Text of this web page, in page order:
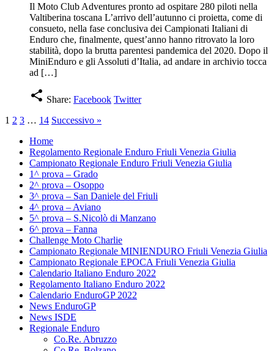
Il Moto Club Adventures pronto ad ospitare 280 piloti nella
Valtiberina toscana L’arrivo dell’autunno ci proietta, come di
consueto, nella fase conclusiva dei Campionati Italiani di
Enduro che, finalmente, quest’anno hanno ritrovato la loro
stabilità, dopo la brutta parentesi pandemica del 2020. Dopo il
MiniEnduro e gli Assoluti d’Italia, ad andare in archivio tocca
ad […]
share Share: Facebook Twitter
1 2 3 … 14 Successivo »
Home
Regolamento Regionale Enduro Friuli Venezia Giulia
Campionato Regionale Enduro Friuli Venezia Giulia
1^ prova – Grado
2^ prova – Osoppo
3^ prova – San Daniele del Friuli
4^ prova – Aviano
5^ prova – S.Nicolò di Manzano
6^ prova – Fanna
Challenge Moto Charlie
Campionato Regionale MINIENDURO Friuli Venezia Giulia
Campionato Regionale EPOCA Friuli Venezia Giulia
Calendario Italiano Enduro 2022
Regolamento Italiano Enduro 2022
Calendario EnduroGP 2022
News EnduroGP
News ISDE
Regionale Enduro
Co.Re. Abruzzo